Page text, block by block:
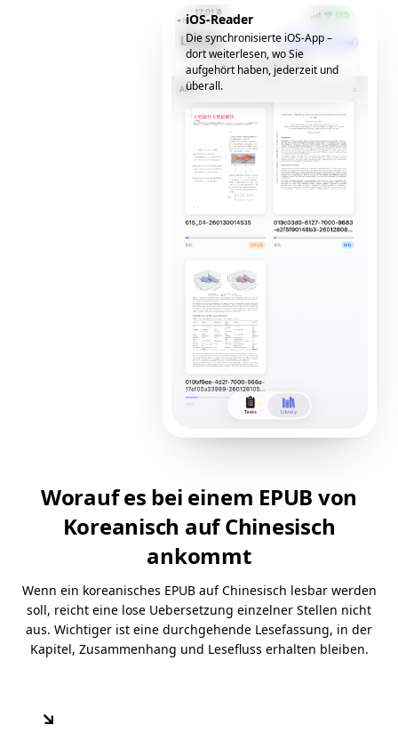
iOS-Reader
Die synchronisierte iOS-App –
dort weiterlesen, wo Sie
aufgehört haben, jederzeit und
überall.
Worauf es bei einem EPUB von
Koreanisch auf Chinesisch
ankommt
Wenn ein koreanisches EPUB auf Chinesisch lesbar werden
soll, reicht eine lose Uebersetzung einzelner Stellen nicht
aus. Wichtiger ist eine durchgehende Lesefassung, in der
Kapitel, Zusammenhang und Lesefluss erhalten bleiben.
↘